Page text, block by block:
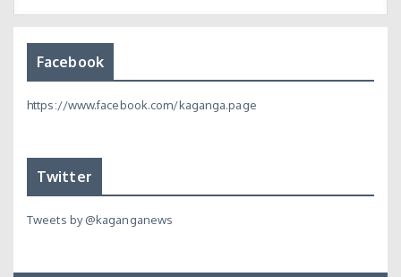
Facebook
https://www.facebook.com/kaganga.page
Twitter
Tweets by @kaganganews